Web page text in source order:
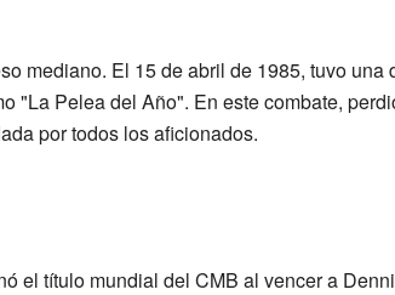
mediano. El 15 de abril de 1985, tuvo una
"La Pelea del Año". En este combate,
por todos los aficionados.
el título mundial del CMB al vencer a